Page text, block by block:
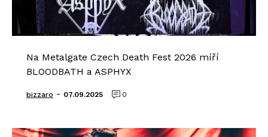
Na Metalgate Czech Death Fest 2026 míří
BLOODBATH a ASPHYX
bizzaro - 07.09.2025 0